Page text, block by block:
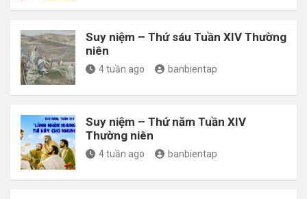
Suy niệm – Thứ sáu Tuần XIV Thường
niên
4 tuần ago banbientap
Suy niệm – Thứ năm Tuần XIV
Thường niên
4 tuần ago banbientap